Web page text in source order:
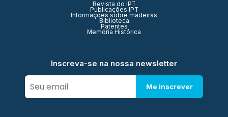
Revista do IPT
Publicações IPT
Informações sobre madeiras
Biblioteca
Patentes
Memória Histórica
Inscreva-se na nossa newsletter
Me inscrever